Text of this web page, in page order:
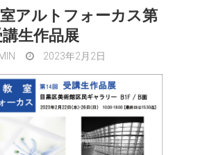
アルトフォーカス第
生作品展
2023年2月2日